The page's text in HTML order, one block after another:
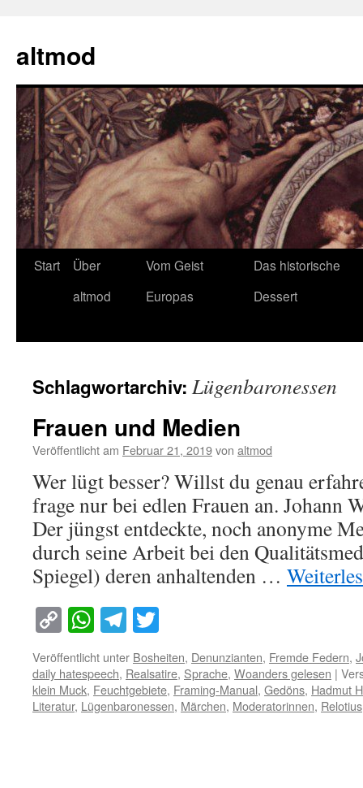
springen
altmod
Start
Über
altmod
Vom Geist
Europas
Das historische
Dessert
Schlagwortarchiv: Lügenbaronessen
Frauen und Medien
Veröffentlicht am Februar 21, 2019von altmod
Wer lügt besser? Willst du genau
frage nur bei edlen Frauen an. Johann
Der jüngst entdeckte, noch anonyme
durch seine Arbeit bei den
Spiegel) deren anhaltenden …
Copy
Link
WhatsApp
Telegram
Veröffentlicht unter Bosheiten, Denunzianten, Fremde Federn,
daily hatespeech, Realsatire, Sprache, Woanders gelesen |
klein Muck, Feuchtgebiete, Framing-Manual, Gedöns, Hadmut
Literatur, Lügenbaronessen, Märchen, Moderatorinnen, Relotius